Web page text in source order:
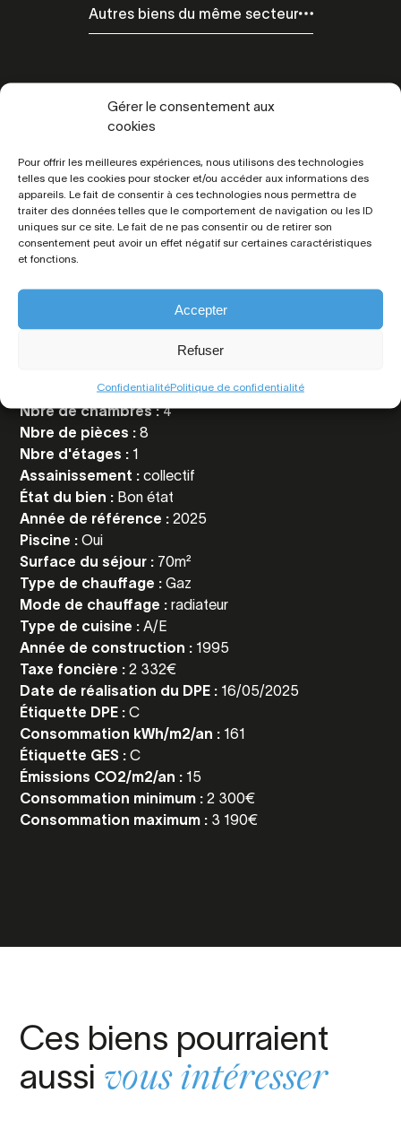
Gérer le consentement aux
cookies
Pour offrir les meilleures expériences, nous utilisons des technologies
telles que les cookies pour stocker et/ou accéder aux informations des
appareils. Le fait de consentir à ces technologies nous permettra de
traiter des données telles que le comportement de navigation ou les ID
uniques sur ce site. Le fait de ne pas consentir ou de retirer son
consentement peut avoir un effet négatif sur certaines caractéristiques
et fonctions.
Accepter
Refuser
ConfidentialitéPolitique de confidentialité
Autres biens du même secteur
Toutes lesinformations
Situation :
Surface du terrain :808m²
Nbre de chambres :4
Nbre de pièces :8
Nbre d'étages : 1
Assainissement :collectif
État du bien : Bon état
Année de référence :2025
Piscine :Oui
Surface du séjour : 70m²
Type de chauffage :Gaz
Mode de chauffage :radiateur
Type de cuisine :A/E
Année de construction : 1995
Taxe foncière :2 332€
Date de réalisation du DPE : 16/05/2025
Étiquette DPE :C
Consommation kWh/m2/an : 161
Étiquette GES :C
Émissions CO2/m2/an : 15
Consommation minimum :2 300€
Consommation maximum : 3 190€
Ces biens pourraient
aussi vous intéresser